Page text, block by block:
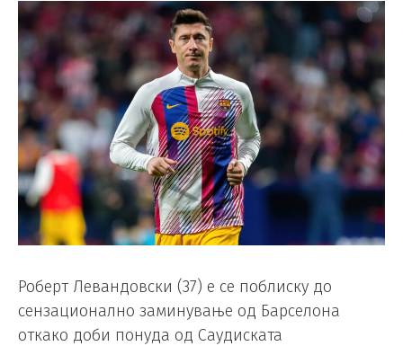
Роберт Левандовски (37) е се поблиску до
сензационално заминување од Барселона
откако доби понуда од Саудиската